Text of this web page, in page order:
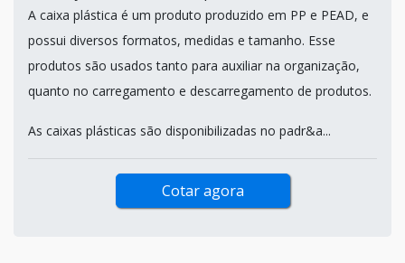
A caixa plástica é um produto produzido em PP e PEAD, e
possui diversos formatos, medidas e tamanho. Esse
produtos são usados tanto para auxiliar na organização,
quanto no carregamento e descarregamento de produtos.
As caixas plásticas são disponibilizadas no padr&a...
Cotar agora